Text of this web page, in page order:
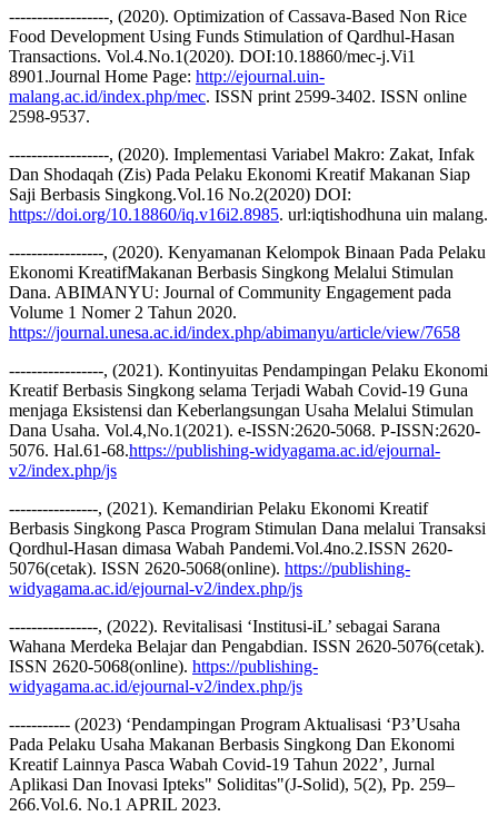
------------------, (2020). Optimization of Cassava-Based Non Rice
Food Development Using Funds Stimulation of Qardhul-Hasan
Transactions. Vol.4.No.1(2020). DOI:10.18860/mec-j.Vi1
8901.Journal Home Page: http://ejournal.uin-
malang.ac.id/index.php/mec. ISSN print 2599-3402. ISSN online
2598-9537.
------------------, (2020). Implementasi Variabel Makro: Zakat, Infak
Dan Shodaqah (Zis) Pada Pelaku Ekonomi Kreatif Makanan Siap
Saji Berbasis Singkong.Vol.16 No.2(2020) DOI:
https://doi.org/10.18860/iq.v16i2.8985. url:iqtishodhuna uin malang.
-----------------, (2020). Kenyamanan Kelompok Binaan Pada Pelaku
Ekonomi KreatifMakanan Berbasis Singkong Melalui Stimulan
Dana. ABIMANYU: Journal of Community Engagement pada
Volume 1 Nomer 2 Tahun 2020.
https://journal.unesa.ac.id/index.php/abimanyu/article/view/7658
-----------------, (2021). Kontinyuitas Pendampingan Pelaku Ekonomi
Kreatif Berbasis Singkong selama Terjadi Wabah Covid-19 Guna
menjaga Eksistensi dan Keberlangsungan Usaha Melalui Stimulan
Dana Usaha. Vol.4,No.1(2021). e-ISSN:2620-5068. P-ISSN:2620-
5076. Hal.61-68.https://publishing-widyagama.ac.id/ejournal-
v2/index.php/js
----------------, (2021). Kemandirian Pelaku Ekonomi Kreatif
Berbasis Singkong Pasca Program Stimulan Dana melalui Transaksi
Qordhul-Hasan dimasa Wabah Pandemi.Vol.4no.2.ISSN 2620-
5076(cetak). ISSN 2620-5068(online). https://publishing-
widyagama.ac.id/ejournal-v2/index.php/js
----------------, (2022). Revitalisasi ‘Institusi-iL’ sebagai Sarana
Wahana Merdeka Belajar dan Pengabdian. ISSN 2620-5076(cetak).
ISSN 2620-5068(online). https://publishing-
widyagama.ac.id/ejournal-v2/index.php/js
----------- (2023) ‘Pendampingan Program Aktualisasi ‘P3’Usaha
Pada Pelaku Usaha Makanan Berbasis Singkong Dan Ekonomi
Kreatif Lainnya Pasca Wabah Covid-19 Tahun 2022’, Jurnal
Aplikasi Dan Inovasi Ipteks" Soliditas"(J-Solid), 5(2), Pp. 259–
266.Vol.6. No.1 APRIL 2023.